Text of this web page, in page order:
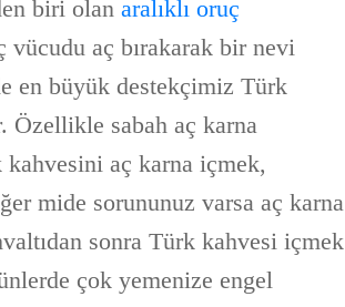
biri olan aralıklı oruç
vücudu aç bırakarak bir nevi
en büyük destekçimiz Türk
Özellikle sabah aç karna
aç karna içmek,
mide sorununuz varsa aç karna
sonra Türk kahvesi içmek
çok yemenize engel